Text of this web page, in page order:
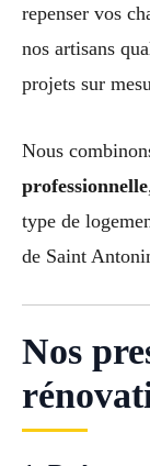
repenser vos
nos artisans
projets sur
Nous
professionnelle
type de
de Saint
Nos